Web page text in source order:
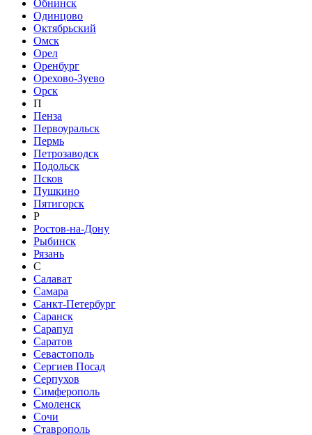
Обнинск
Одинцово
Октябрьский
Омск
Орел
Оренбург
Орехово-Зуево
Орск
П
Пенза
Первоуральск
Пермь
Петрозаводск
Подольск
Псков
Пушкино
Пятигорск
Р
Ростов-на-Дону
Рыбинск
Рязань
С
Салават
Самара
Санкт-Петербург
Саранск
Сарапул
Саратов
Севастополь
Сергиев Посад
Серпухов
Симферополь
Смоленск
Сочи
Ставрополь